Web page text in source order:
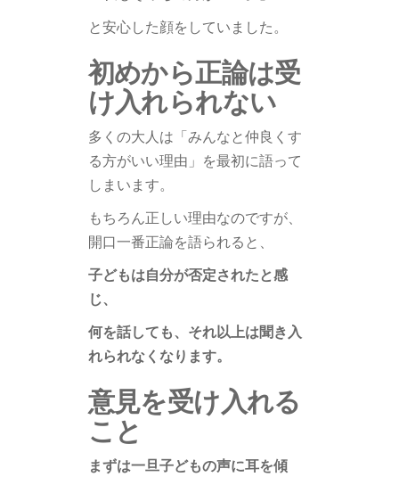
と安心した顔をしていました。
初めから正論は受
け入れられない
多くの大人は「みんなと仲良くす
る方がいい理由」を最初に語って
しまいます。
もちろん正しい理由なのですが、
開口一番正論を語られると、
子どもは自分が否定されたと感
じ、
何を話しても、それ以上は聞き入
れられなくなります。
意見を受け入れる
こと
まずは一旦子どもの声に耳を傾